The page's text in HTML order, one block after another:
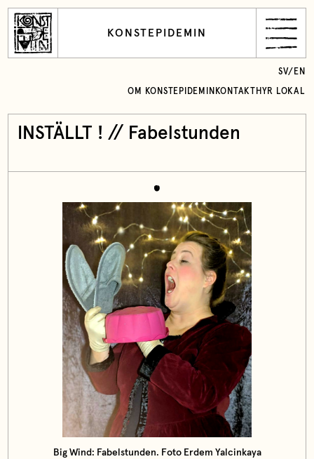
KONSTEPIDEMIN
OM KONSTEPIDEMIN KONTAKT HYR LOKAL
SV/ EN
INSTÄLLT ! // Fabelstunden
Big Wind: Fabelstunden. Foto Erdem Yalcinkaya